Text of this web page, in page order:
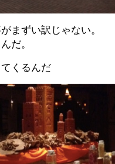
まずい訳じゃない。
だ。
くるんだ